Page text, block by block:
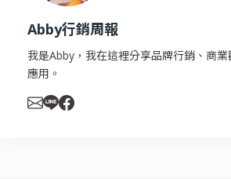
Abby行銷周報
我是Abby，我在這裡分享品牌行銷、商業
應用。